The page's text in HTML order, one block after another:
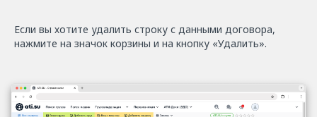
Если вы хотите удалить строку с данными договора,
нажмите на значок корзины и на кнопку «Удалить».